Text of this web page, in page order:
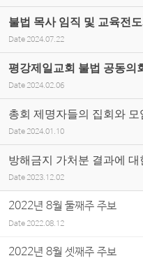
불법 목사 임직 및 교육전
Date 2024.07.22
평강제일교회 불법 공동의
Date 2024.02.06
총회 제명자들의 집회와 모
Date 2024.01.10
방해금지 가처분 결과에 대
Date 2023.12.02
2022년 8월 둘째주 주보
Date2022.08.12
2022년 8월 셋째주 주보